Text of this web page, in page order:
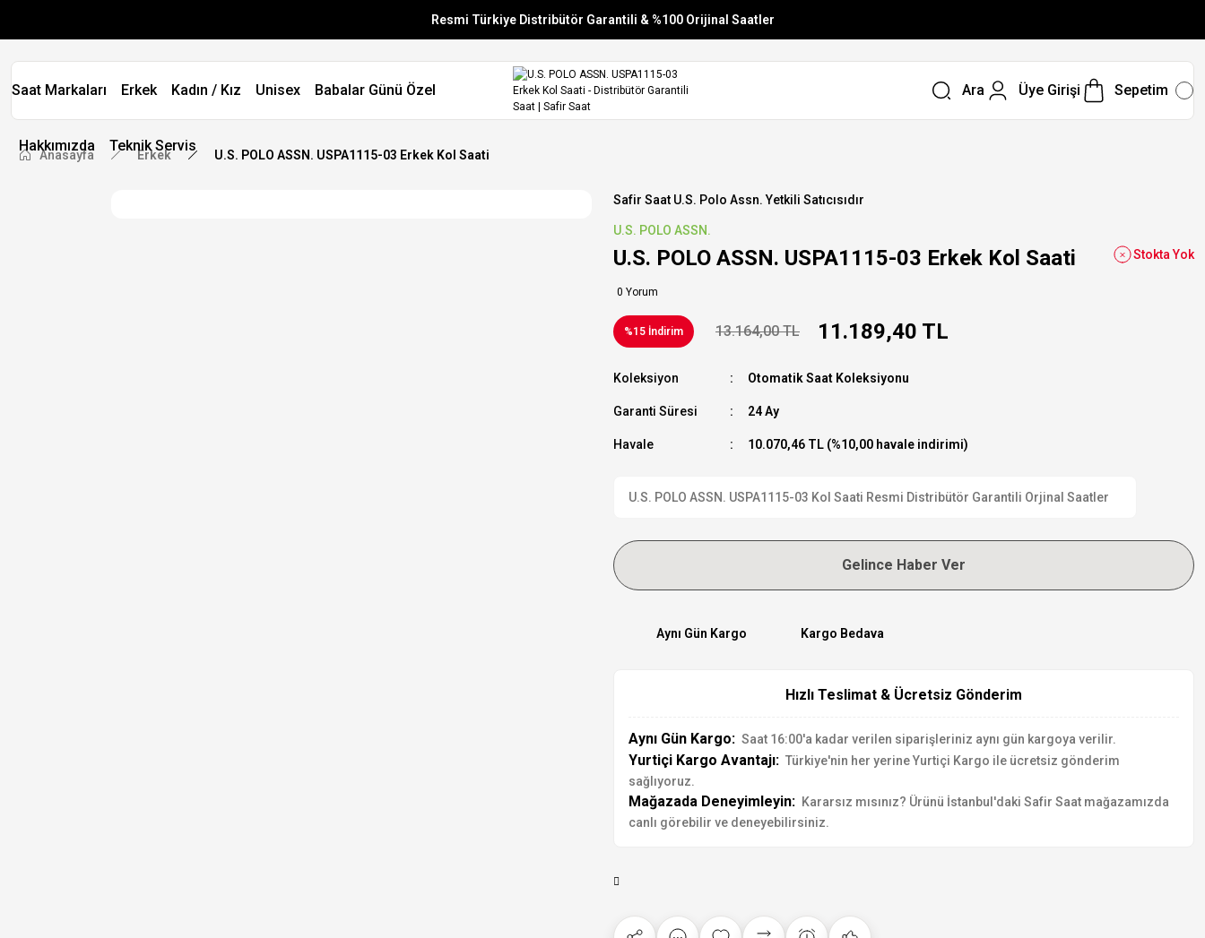
Resmi Türkiye Distribütör Garantili & %100 Orijinal Saatler
Vade Farksız 6 Taksit
Aynı Gün Stoktan Gönderim
Saat Markaları Erkek Kadın / Kız Unisex Babalar Günü Özel
Hakkımızda Teknik Servis
Ara Üye Girişi Sepetim
Anasayfa Erkek U.S. POLO ASSN. USPA1115-03 Erkek Kol Saati
Safir Saat U.s. Polo Assn. Yetkili Satıcısıdır
U.S. POLO ASSN.
U.S. POLO ASSN. USPA1115-03 Erkek Kol Saati
0 Yorum
Stokta Yok
%15 İndirim 13.164,00 TL 11.189,40 TL
Koleksiyon Otomatik Saat Koleksiyonu
Garanti Süresi 24 Ay
Havale 10.070,46 TL (%10,00 havale indirimi)
U.S. POLO ASSN. USPA1115-03 Kol Saati Resmi Distribütör Garantili Orjinal Saatler
Gelince Haber Ver
Aynı Gün Kargo Kargo Bedava
Hızlı Teslimat & Ücretsiz Gönderim
Aynı Gün Kargo: Saat 16:00'a kadar verilen siparişleriniz aynı gün kargoya verilir.
Yurtiçi Kargo Avantajı: Türkiye'nin her yerine Yurtiçi Kargo ile ücretsiz gönderim
sağlıyoruz.
Mağazada Deneyimleyin: Kararsız mısınız? Ürünü İstanbul'daki Safir Saat mağazamızda
canlı görebilir ve deneyebilirsiniz.